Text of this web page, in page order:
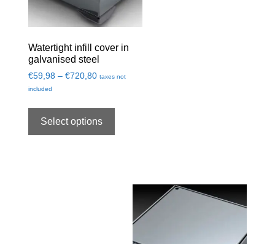
Watertight infill cover in
galvanised steel
€59,98 – €720,80 taxes not
included
Select options